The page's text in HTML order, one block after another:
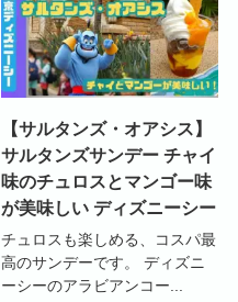
【サルタンズ・オアシス】
サルタンズサンデー チャイ
味のチュロスとマンゴー味
が美味しい ディズニーシー
チュロスも楽しめる、コスパ最
高のサンデーです。 ディズニ
ーシーのアラビアンコー...